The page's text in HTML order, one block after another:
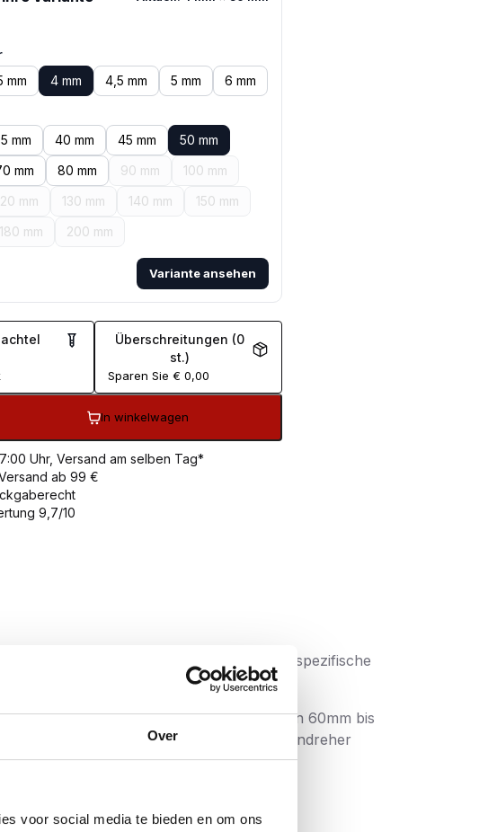
Over
voor social media te bieden en om ons
mm 4 mm 4,5 mm 5 mm 6 mm
mm 40 mm 45 mm
50 mm
mm 80 mm 90 mm
100 mm
mm 130 mm 140 mm
150 mm
180 mm 200 mm
Variante ansehen
Überschreitungen (0
st.)
Sparen Sie € 0,00
In winkelwagen
Uhr, Versand am selben Tag*
ab 99 €
9,7/10
ihre eigene optimale Steigung und spezifische
erreichen. Die längeren Schrauben, von 60mm bis
werden können. Die heutigen Schraubendreher
Marken mindestens ebenbürtig sind: